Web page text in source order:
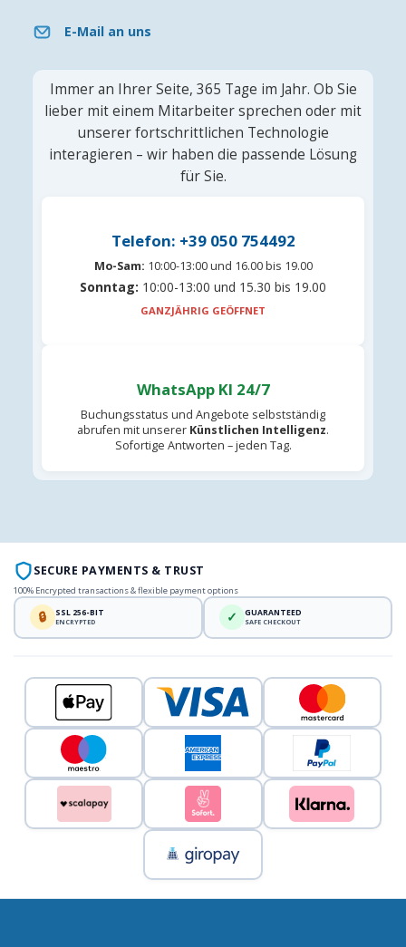
E-Mail an uns
Immer an Ihrer Seite, 365 Tage im Jahr. Ob Sie
lieber mit einem Mitarbeiter sprechen oder mit
unserer fortschrittlichen Technologie
interagieren – wir haben die passende Lösung
für Sie.
Telefon: +39 050 754492
Mo-Sam: 10:00-13:00 und 16.00 bis 19.00
Sonntag: 10:00-13:00 und 15.30 bis 19.00
GANZJÄHRIG GEÖFFNET
WhatsApp KI 24/7
Buchungsstatus und Angebote selbstständig
abrufen mit unserer Künstlichen Intelligenz.
Sofortige Antworten – jeden Tag.
SECURE PAYMENTS & TRUST
100% Encrypted transactions & flexible payment options
🔒 SSL 256-BIT
ENCRYPTED ✓ GUARANTEED
SAFE CHECKOUT